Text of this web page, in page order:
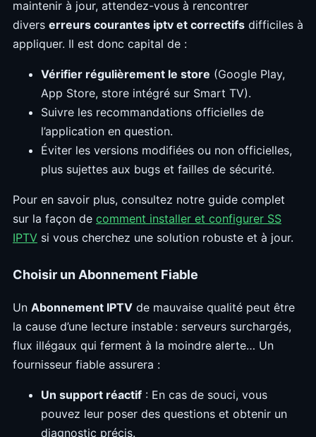
maintenir à jour, attendez-vous à rencontrer
divers erreurs courantes iptv et correctifs difficiles à
appliquer. Il est donc capital de :
Vérifier régulièrement le store (Google Play,
App Store, store intégré sur Smart TV).
Suivre les recommandations officielles de
l’application en question.
Éviter les versions modifiées ou non officielles,
plus sujettes aux bugs et failles de sécurité.
Pour en savoir plus, consultez notre guide complet
sur la façon de comment installer et configurer SS
IPTV si vous cherchez une solution robuste et à jour.
Choisir un Abonnement Fiable
Un Abonnement IPTV de mauvaise qualité peut être
la cause d’une lecture instable : serveurs surchargés,
flux illégaux qui ferment à la moindre alerte… Un
fournisseur fiable assurera :
Un support réactif : En cas de souci, vous
pouvez leur poser des questions et obtenir un
diagnostic précis.